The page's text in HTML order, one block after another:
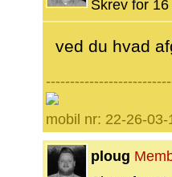
Skrev for
ved du hvad
mobil nr: 22-26-03-
ploug